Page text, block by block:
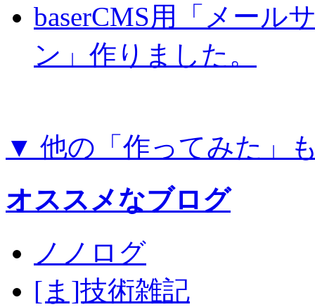
baserCMS用「メール
ン」作りました。
▼ 他の「作ってみた」
オススメなブログ
ノノログ
[ま]技術雑記